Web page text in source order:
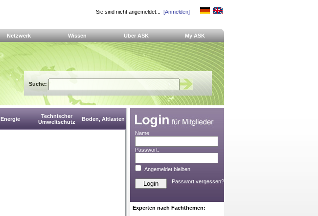
Sie sind nicht angemeldet... [Anmelden]
Netzwerk Wissen Über ASK My ASK
Suche:
Energie
Technischer
Umweltschutz
Boden, Altlasten
Name:
Passwort:
Angemeldet bleiben
Passwort vergessen?
Experten nach Fachthemen: